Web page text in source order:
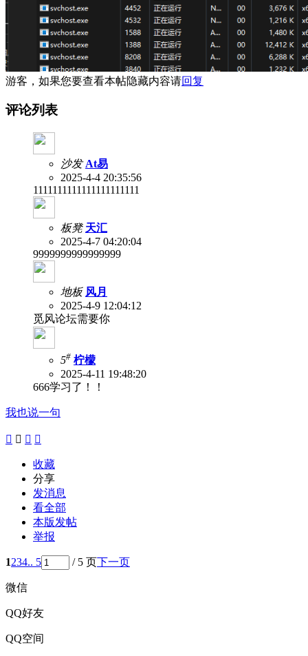
游客，如果您要查看本帖隐藏内容请回复
评论列表
沙发 At易
2025-4-4 20:35:56
1111111111111111111111
板凳 天汇
2025-4-7 04:20:04
9999999999999999
地板 风月
2025-4-9 12:04:12
觅风论坛需要你
5# 柠檬
2025-4-11 19:48:20
666学习了！！
我也说一句
   
收藏
分享
发消息
看全部
本版发帖
举报
1234.. 5 / 5 页下一页
微信
QQ好友
QQ空间